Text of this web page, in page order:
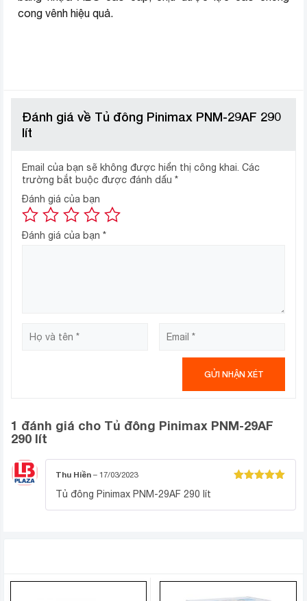
cong vênh hiệu quả.
Đánh giá về Tủ đông Pinimax PNM-29AF 290
lít
Email của bạn sẽ không được hiển thị công khai. Các
trường bắt buộc được đánh dấu *
Đánh giá của bạn
Đánh giá của bạn *
1 đánh giá cho Tủ đông Pinimax PNM-29AF
290 lít
Thu Hiền – 17/03/2023
Tủ đông Pinimax PNM-29AF 290 lít